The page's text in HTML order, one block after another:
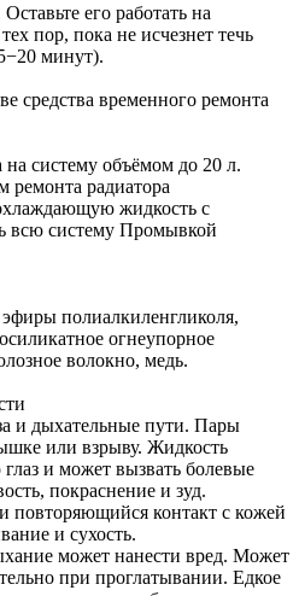
его работать на
пор, пока не исчезнет течь
минут).
средства временного ремонта
на систему объёмом до 20 л.
ремонта радиатора
жидкость с
всю систему Промывкой
полиалкиленгликоля,
огнеупорное
волокно, медь.
и дыхательные пути. Пары
или взрыву. Жидкость
и может вызвать болевые
покраснение и зуд.
повторяющийся контакт с кожей
и сухость.
может нанести вред. Может
при проглатывании. Едкое